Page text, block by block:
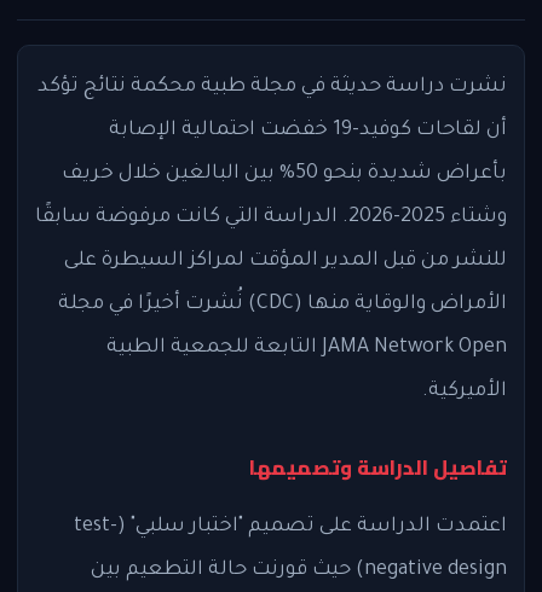
نشرت دراسة حديثة في مجلة طبية محكمة نتائج تؤكد
أن لقاحات كوفيد-19 خفضت احتمالية الإصابة
بأعراض شديدة بنحو 50% بين البالغين خلال خريف
وشتاء 2025-2026. الدراسة التي كانت مرفوضة سابقًا
للنشر من قبل المدير المؤقت لمراكز السيطرة على
الأمراض والوقاية منها (CDC) نُشرت أخيرًا في مجلة
JAMA Network Open التابعة للجمعية الطبية
الأميركية.
تفاصيل الدراسة وتصميمها
اعتمدت الدراسة على تصميم "اختبار سلبي" (test-
negative design) حيث قورنت حالة التطعيم بين